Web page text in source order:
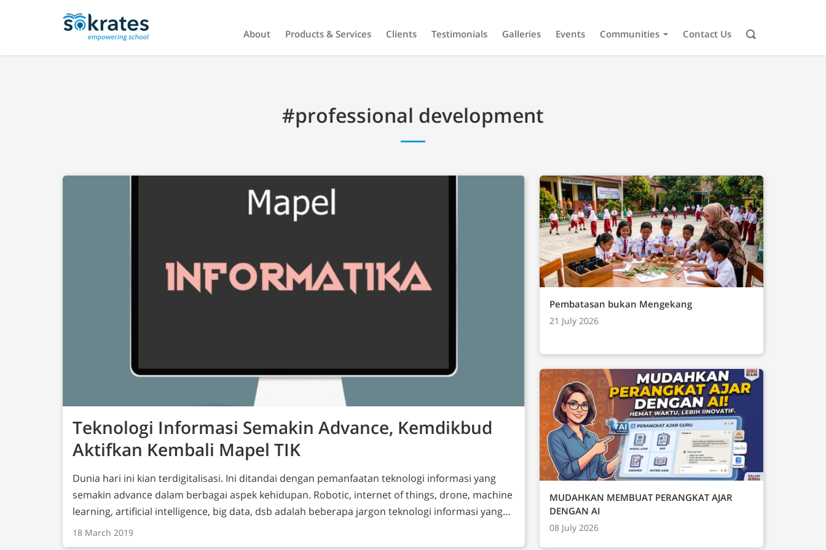
About Products & Services Clients Testimonials Galleries Events Communities Contact Us
#professional development
Teknologi Informasi Semakin Advance, Kemdikbud
Aktifkan Kembali Mapel TIK
Dunia hari ini kian terdigitalisasi. Ini ditandai dengan pemanfaatan teknologi informasi yang
semakin advance dalam berbagai aspek kehidupan. Robotic, internet of things, drone, machine
learning, artificial intelligence, big data, dsb adalah beberapa jargon teknologi informasi yang
kerap kita dengar sehari-hari. Hal ini segera disadari oleh Pemerintah perlunya
mempersiapkan Sumber Daya Manusia (SDM) Indonesia segera mungkin dengan berbagai
18 March 2019
Pembatasan bukan Mengekang
21 July 2026
MUDAHKAN MEMBUAT PERANGKAT AJAR
DENGAN AI
08 July 2026